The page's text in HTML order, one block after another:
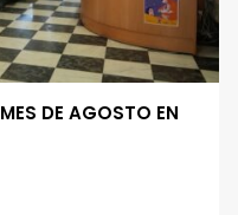
DE AGOSTO EN